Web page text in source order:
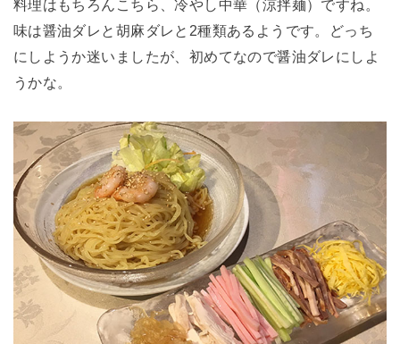
料理はもちろんこちら、冷やし中華（涼拌麺）ですね。
味は醤油ダレと胡麻ダレと2種類あるようです。どっち
にしようか迷いましたが、初めてなので醤油ダレにしよ
うかな。